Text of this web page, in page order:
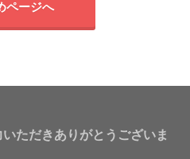
ページへ
ただきありがとうございま